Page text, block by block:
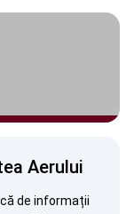
Aerului
de informații